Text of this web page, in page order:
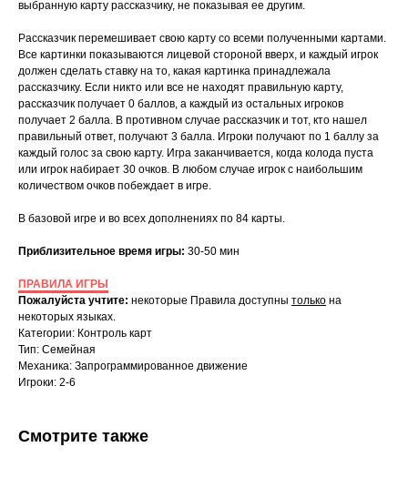
выбранную карту рассказчику, не показывая ее другим.
Рассказчик перемешивает свою карту со всеми полученными картами.
Все картинки показываются лицевой стороной вверх, и каждый игрок
должен сделать ставку на то, какая картинка принадлежала
рассказчику. Если никто или все не находят правильную карту,
рассказчик получает 0 баллов, а каждый из остальных игроков
получает 2 балла. В противном случае рассказчик и тот, кто нашел
правильный ответ, получают 3 балла. Игроки получают по 1 баллу за
каждый голос за свою карту. Игра заканчивается, когда колода пуста
или игрок набирает 30 очков. В любом случае игрок с наибольшим
количеством очков побеждает в игре.
В базовой игре и во всех дополнениях по 84 карты.
Приблизительное время игры: 30-50 мин
ПРАВИЛА ИГРЫ
Пожалуйста учтите: некоторые Правила доступны только на
некоторых языках.
Категории: Контроль карт
Тип: Семейная
Механика: Запрограммированное движение
Игроки: 2-6
Смотрите также